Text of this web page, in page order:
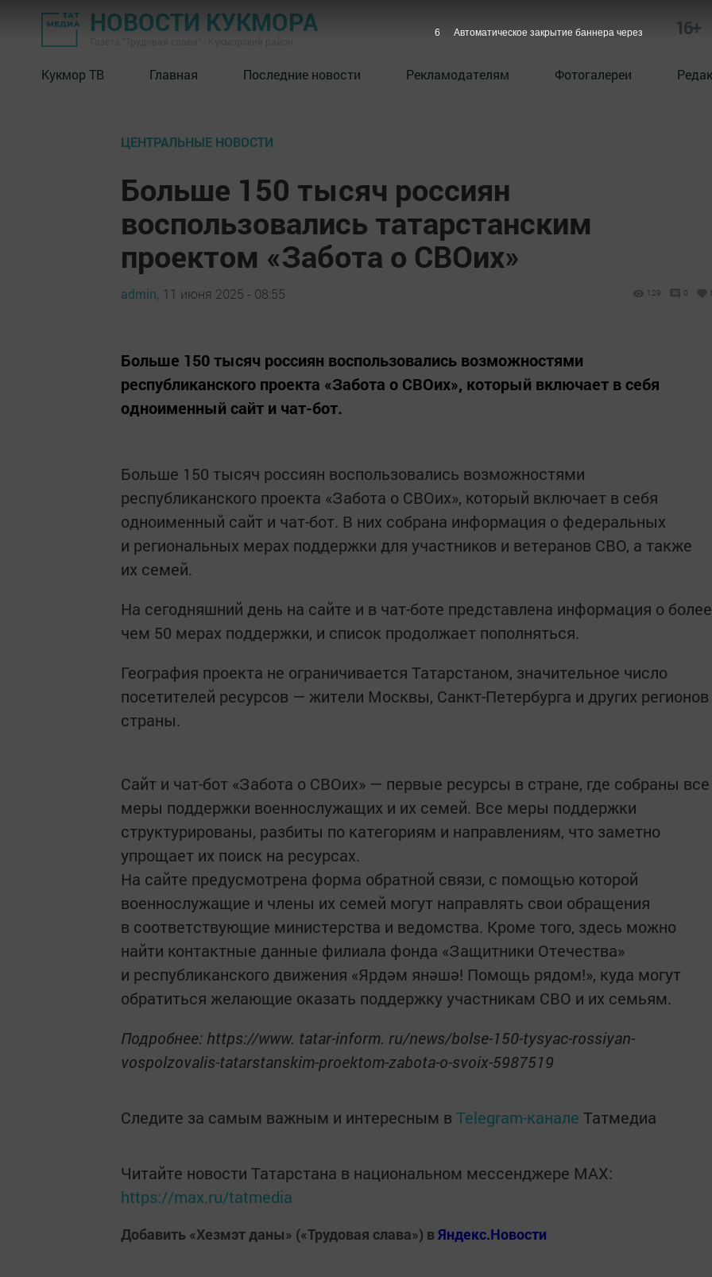
НОВОСТИ КУКМОРА 16+
Кукмор ТВ Главная Последние новости Рекламодателям Фотогалереи
ЦЕНТРАЛЬНЫЕ НОВОСТИ
Больше 150 тысяч россиян
воспользовались татарстанским
проектом «Забота о СВОих»
admin, 11 июня 2025 - 08:55 129 0
Больше 150 тысяч россиян воспользовались возможностями
республиканского проекта «Забота о СВОих», который включает в себя
одноименный сайт и чат-бот.
Больше 150 тысяч россиян воспользовались возможностями
республиканского проекта «Забота о СВОих», который включает в себя
одноименный сайт и чат-бот. В них собрана информация о федеральных
и региональных мерах поддержки для участников и ветеранов СВО, а также
их семей.
На сегодняшний день на сайте и в чат-боте представлена информация о более
чем 50 мерах поддержки, и список продолжает пополняться.
География проекта не ограничивается Татарстаном, значительное число
посетителей ресурсов — жители Москвы, Санкт-Петербурга и других регионов
страны.
Сайт и чат-бот «Забота о СВОих» — первые ресурсы в стране, где собраны все
меры поддержки военнослужащих и их семей. Все меры поддержки
структурированы, разбиты по категориям и направлениям, что заметно
упрощает их поиск на ресурсах.
На сайте предусмотрена форма обратной связи, с помощью которой
военнослужащие и члены их семей могут направлять свои обращения
в соответствующие министерства и ведомства. Кроме того, здесь можно
найти контактные данные филиала фонда «Защитники Отечества»
и республиканского движения «Ярдәм янәшә! Помощь рядом!», куда могут
обратиться желающие оказать поддержку участникам СВО и их семьям.
Подробнее: https://www. tatar-inform. ru/news/bolse-150-tysyac-rossiyan-
vospolzovalis-tatarstanskim-proektom-zabota-o-svoix-5987519
Следите за самым важным и интересным в Telegram-канале Татмедиа
Читайте новости Татарстана в национальном мессенджере MАХ:
https://max.ru/tatmedia
Добавить «Хезмэт даны» («Трудовая слава») вЯндекс.Новости
4 Автоматическое закрытие баннера через